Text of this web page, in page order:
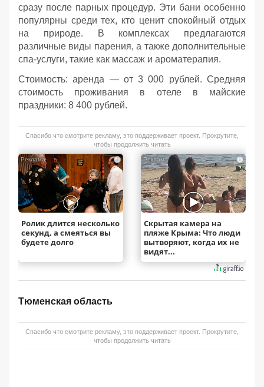
сразу после парных процедур. Эти бани особенно
популярны среди тех, кто ценит спокойный отдых
на природе. В комплексах предлагаются
различные виды парения, а также дополнительные
спа-услуги, такие как массаж и ароматерапия.
Стоимость: аренда — от 3 000 рублей. Средняя
стоимость проживания в отеле в майские
праздники: 8 400 рублей.
Спасибо что смотрите рекламу, это поддерживает проект. Прокрутите,
чтобы продолжить читать
i
Ролик длится несколько
секунд, а смеяться вы
будете долго
i
Скрытая камера на
пляже Крыма: Что люди
вытворяют, когда их не
видят...
Тюменская область
Спасибо что смотрите рекламу, это поддерживает проект. Прокрутите,
чтобы продолжить читать